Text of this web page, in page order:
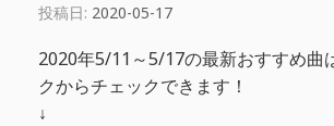
投稿日: 2020-05-17
2020年5/11～5/17の最新おすすめ曲
クからチェックできます！
↓